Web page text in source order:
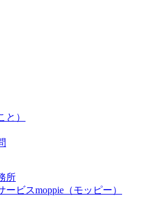
と）
所
ビスmoppie（モッピー）